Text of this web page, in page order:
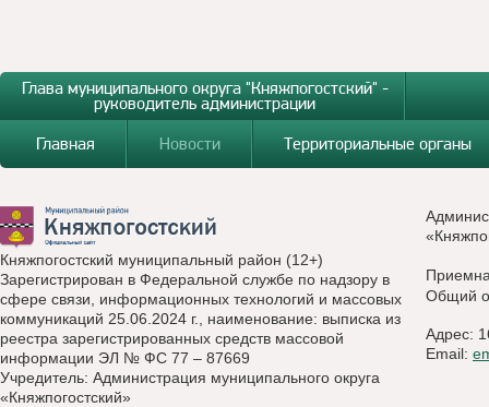
Глава муниципального округа "Княжпогостский" -
руководитель администрации
Главная
Новости Территориальные органы
Княжпогостский муниципальный район (12+)
Зарегистрирован в Федеральной службе по надзору в
сфере связи, информационных технологий и массовых
коммуникаций 25.06.2024 г., наименование: выписка из
реестра зарегистрированных средств массовой
информации ЭЛ № ФС 77 – 87669
Учредитель: Администрация муниципального округа
«Княжпогостский»
Общий
Адрес:
Email: